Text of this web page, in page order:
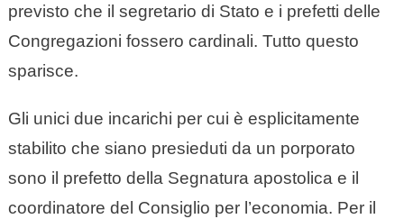
previsto che il segretario di Stato e i prefetti delle
Congregazioni fossero cardinali. Tutto questo
sparisce.
Gli unici due incarichi per cui è esplicitamente
stabilito che siano presieduti da un porporato
sono il prefetto della Segnatura apostolica e il
coordinatore del Consiglio per l’economia. Per il